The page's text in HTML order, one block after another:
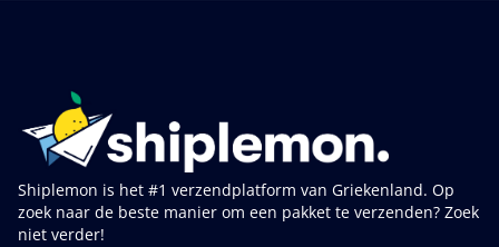
Shiplemon is het #1 verzendplatform van Griekenland. Op
zoek naar de beste manier om een pakket te verzenden? Zoek
niet verder!